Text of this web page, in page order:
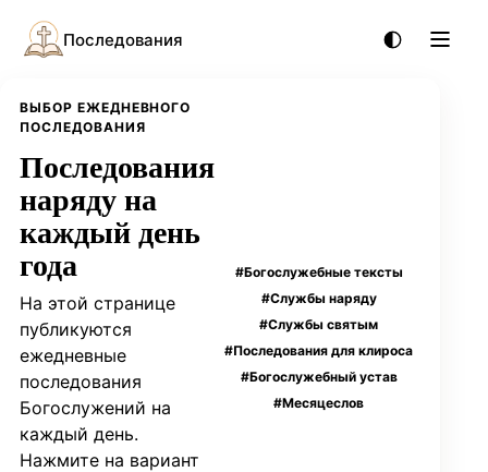
Последования
ВЫБОР ЕЖЕДНЕВНОГО
ПОСЛЕДОВАНИЯ
Последования
наряду на
каждый день
года
На этой странице
публикуются
ежедневные
последования
Богослужений на
каждый день.
Нажмите на вариант
#Богослужебные тексты
#Службы наряду
#Службы святым
#Последования для клироса
#Богослужебный устав
#Месяцеслов